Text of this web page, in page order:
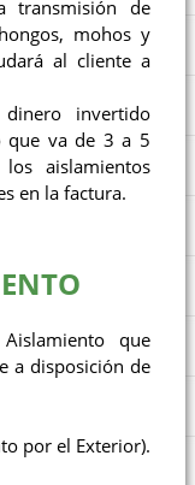
transmisión de
mohos y
al cliente a
dinero invertido
que va de 3 a 5
aislamientos
en la factura.
que
a disposición de
por el Exterior).